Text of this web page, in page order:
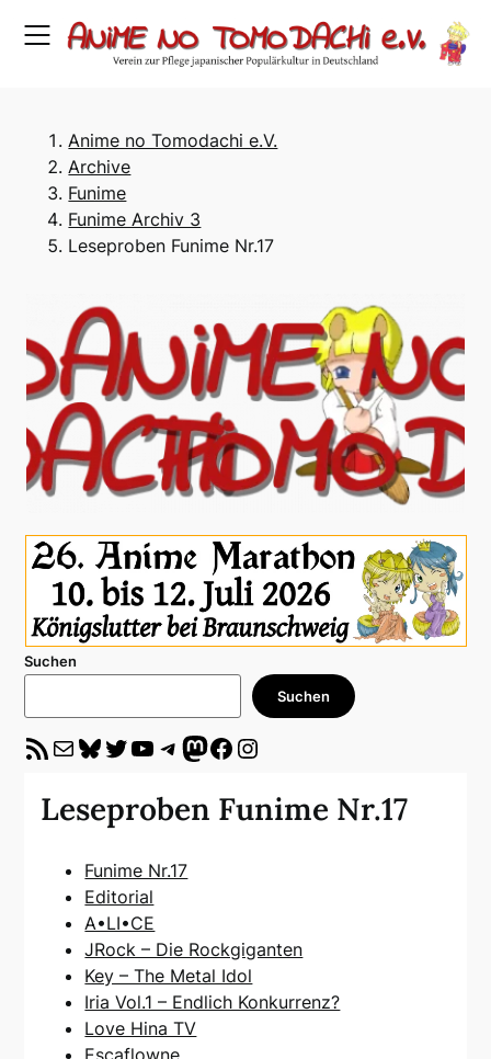
Anime no Tomodachi e.V.
Archive
Funime
Funime Archiv 3
Leseproben Funime Nr.17
Suchen
Suchen
RSS-Feed E-Mail Bluesky Twitter YouTube Telegram Mastodon Facebook Instagram
Leseproben Funime Nr.17
Funime Nr.17
Editorial
A•LI•CE
JRock – Die Rockgiganten
Key – The Metal Idol
Iria Vol.1 – Endlich Konkurrenz?
Love Hina TV
Escaflowne